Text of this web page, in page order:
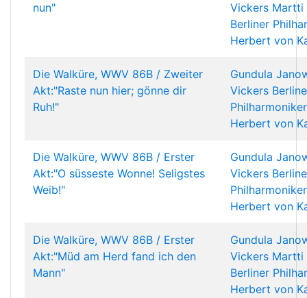
nun"
Vickers Martti
Berliner
Herbert von
Die Walküre, WWV 86B / Zweiter
Akt:"Raste nun hier; gönne dir
Ruh!"
Gundula
Vickers
Philharmoniker
Herbert von
Die Walküre, WWV 86B / Erster
Akt:"O süsseste Wonne! Seligstes
Weib!"
Gundula
Vickers
Philharmoniker
Herbert von
Die Walküre, WWV 86B / Erster
Akt:"Müd am Herd fand ich den
Mann"
Gundula
Vickers Martti
Berliner
Herbert von